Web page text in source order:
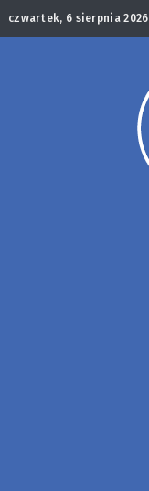
czwartek, 6 sierpnia 2026